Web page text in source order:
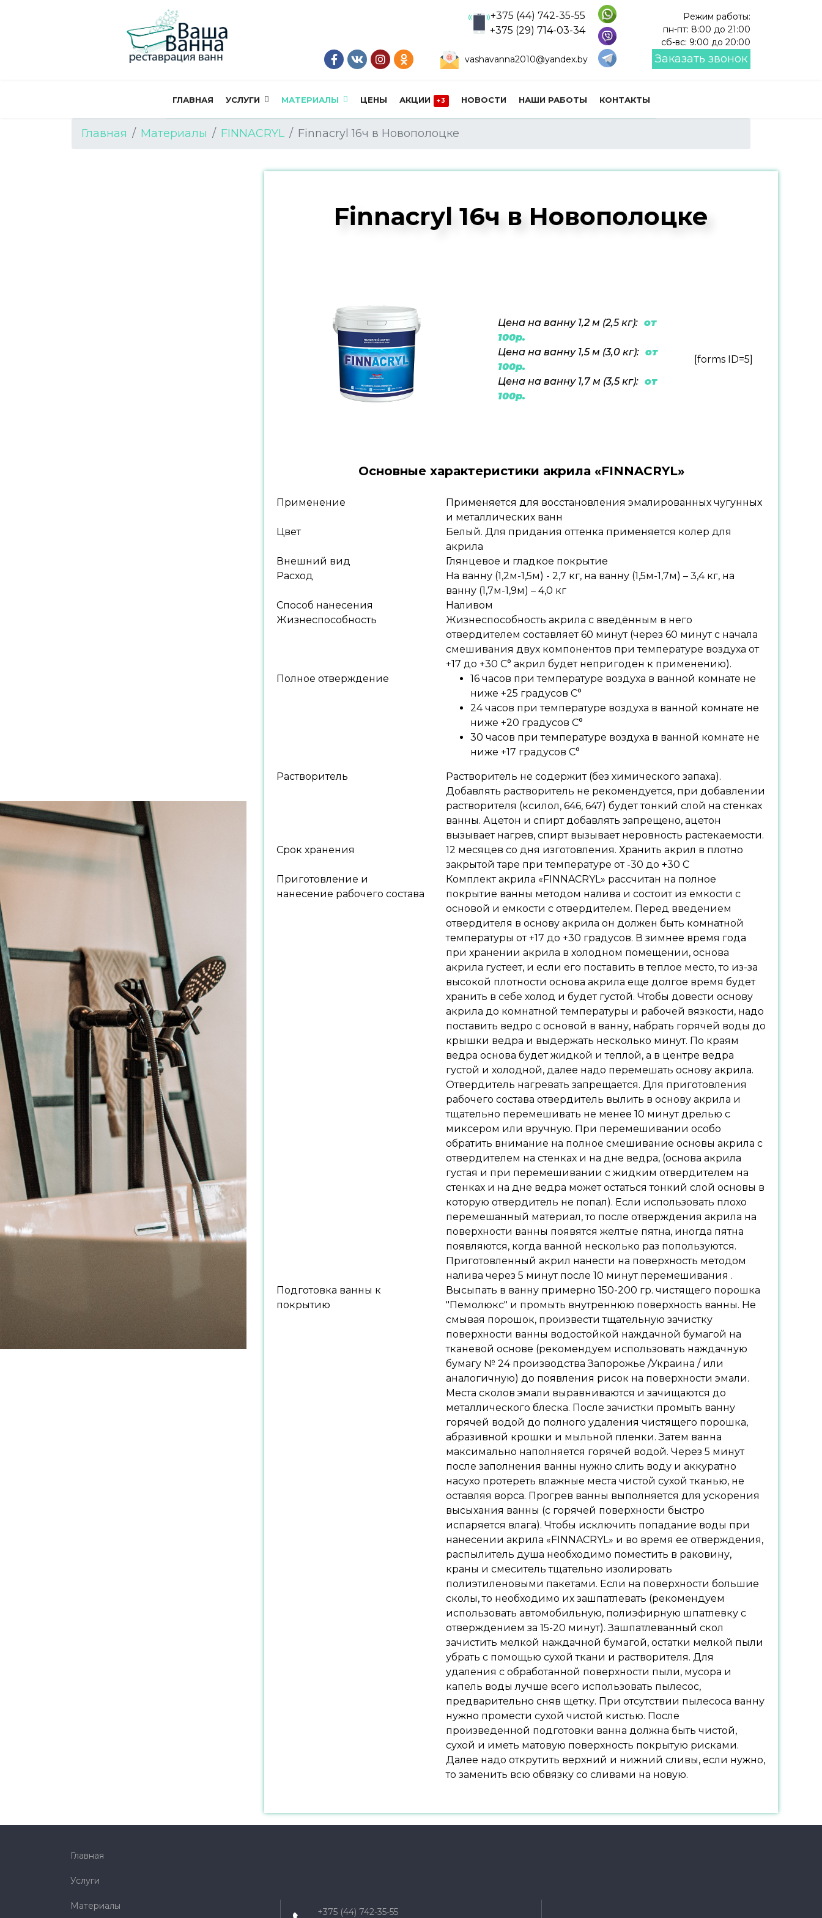
+375 (44) 742-35-55
+375 (29) 714-03-34
vashavanna2010@yandex.by
Режим работы:
пн-пт: 8:00 до 21:00
сб-вс: 9:00 до 20:00
Заказать звонок
ГЛАВНАЯ УСЛУГИ МАТЕРИАЛЫ ЦЕНЫ АКЦИИ +3 НОВОСТИ НАШИ РАБОТЫ КОНТАКТЫ
Главная Материалы FINNACRYL Finnacryl 16ч в Новополоцке
Finnacryl 16ч в Новополоцке
Цена на ванну 1,2 м (2,5 кг): от
100р.
Цена на ванну 1,5 м (3,0 кг): от
100р.
Цена на ванну 1,7 м (3,5 кг): от
100р.
[forms ID=5]
Основные характеристики акрила «FINNACRYL»
Применение
Применяется для восстановления эмалированных чугунных
и металлических ванн
Цвет
Белый. Для придания оттенка применяется колер для
акрила
Внешний вид
Глянцевое и гладкое покрытие
Расход
На ванну (1,2м-1,5м) - 2,7 кг, на ванну (1,5м-1,7м) – 3,4 кг, на
ванну (1,7м-1,9м) – 4,0 кг
Способ нанесения
Наливом
Жизнеспособность
Жизнеспособность акрила с введённым в него
отвердителем составляет 60 минут (через 60 минут с начала
смешивания двух компонентов при температуре воздуха от
+17 до +30 С° акрил будет непригоден к применению).
Полное отверждение
16 часов при температуре воздуха в ванной комнате не
ниже +25 градусов С°
24 часов при температуре воздуха в ванной комнате не
ниже +20 градусов С°
30 часов при температуре воздуха в ванной комнате не
ниже +17 градусов С°
Растворитель
Растворитель не содержит (без химического запаха).
Добавлять растворитель не рекомендуется, при добавлении
растворителя (ксилол, 646, 647) будет тонкий слой на стенках
ванны. Ацетон и спирт добавлять запрещено, ацетон
вызывает нагрев, спирт вызывает неровность растекаемости.
Срок хранения
12 месяцев со дня изготовления. Хранить акрил в плотно
закрытой таре при температуре от -30 до +30 С
Приготовление и
нанесение рабочего состава
Комплект акрила «FINNACRYL» рассчитан на полное
покрытие ванны методом налива и состоит из емкости с
основой и емкости с отвердителем. Перед введением
отвердителя в основу акрила он должен быть комнатной
температуры от +17 до +30 градусов. В зимнее время года
при хранении акрила в холодном помещении, основа
акрила густеет, и если его поставить в теплое место, то из-за
высокой плотности основа акрила еще долгое время будет
хранить в себе холод и будет густой. Чтобы довести основу
акрила до комнатной температуры и рабочей вязкости, надо
поставить ведро с основой в ванну, набрать горячей воды до
крышки ведра и выдержать несколько минут. По краям
ведра основа будет жидкой и теплой, а в центре ведра
густой и холодной, далее надо перемешать основу акрила.
Отвердитель нагревать запрещается. Для приготовления
рабочего состава отвердитель вылить в основу акрила и
тщательно перемешивать не менее 10 минут дрелью с
миксером или вручную. При перемешивании особо
обратить внимание на полное смешивание основы акрила с
отвердителем на стенках и на дне ведра, (основа акрила
густая и при перемешивании с жидким отвердителем на
стенках и на дне ведра может остаться тонкий слой основы в
которую отвердитель не попал). Если использовать плохо
перемешанный материал, то после отверждения акрила на
поверхности ванны появятся желтые пятна, иногда пятна
появляются, когда ванной несколько раз попользуются.
Приготовленный акрил нанести на поверхность методом
налива через 5 минут после 10 минут перемешивания .
Подготовка ванны к
покрытию
Высыпать в ванну примерно 150-200 гр. чистящего порошка
"Пемолюкс" и промыть внутреннюю поверхность ванны. Не
смывая порошок, произвести тщательную зачистку
поверхности ванны водостойкой наждачной бумагой на
тканевой основе (рекомендуем использовать наждачную
бумагу № 24 производства Запорожье /Украина / или
аналогичную) до появления рисок на поверхности эмали.
Места сколов эмали выравниваются и зачищаются до
металлического блеска. После зачистки промыть ванну
горячей водой до полного удаления чистящего порошка,
абразивной крошки и мыльной пленки. Затем ванна
максимально наполняется горячей водой. Через 5 минут
после заполнения ванны нужно слить воду и аккуратно
насухо протереть влажные места чистой сухой тканью, не
оставляя ворса. Прогрев ванны выполняется для ускорения
высыхания ванны (с горячей поверхности быстро
испаряется влага). Чтобы исключить попадание воды при
нанесении акрила «FINNACRYL» и во время ее отверждения,
распылитель душа необходимо поместить в раковину,
краны и смеситель тщательно изолировать
полиэтиленовыми пакетами. Если на поверхности большие
сколы, то необходимо их зашпатлевать (рекомендуем
использовать автомобильную, полиэфирную шпатлевку с
отверждением за 15-20 минут). Зашпатлеванный скол
зачистить мелкой наждачной бумагой, остатки мелкой пыли
убрать с помощью сухой ткани и растворителя. Для
удаления с обработанной поверхности пыли, мусора и
капель воды лучше всего использовать пылесос,
предварительно сняв щетку. При отсутствии пылесоса ванну
нужно промести сухой чистой кистью. После
произведенной подготовки ванна должна быть чистой,
сухой и иметь матовую поверхность покрытую рисками.
Далее надо открутить верхний и нижний сливы, если нужно,
то заменить всю обвязку со сливами на новую.
Главная
Услуги
Материалы
+375 (44) 742-35-55